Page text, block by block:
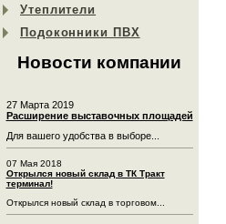
Утеплители
Подоконники ПВХ
Новости компании
27 Марта 2019
Расширение выставочных площадей
Для вашего удобства в выборе...
07 Мая 2018
Открылся новый склад в ТК Тракт
терминал!
Открылся новый склад в торговом...